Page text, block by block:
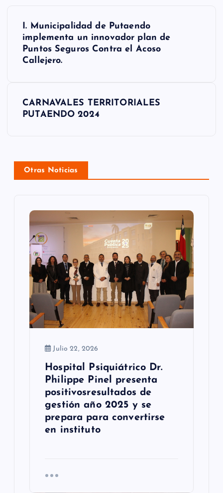
I. Municipalidad de Putaendo
implementa un innovador plan de
Puntos Seguros Contra el Acoso
Callejero.
CARNAVALES TERRITORIALES
PUTAENDO 2024
Otras Noticias
Julio 22, 2026
Hospital Psiquiátrico Dr.
Philippe Pinel presenta
positivosresultados de
gestión año 2025 y se
prepara para convertirse
en instituto